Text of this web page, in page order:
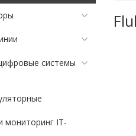
системы
мониторинг IT-